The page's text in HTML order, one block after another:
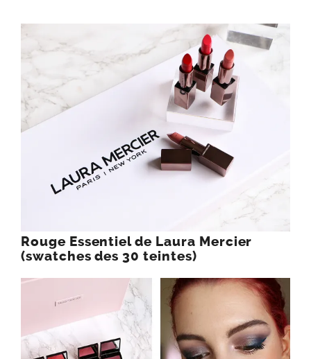
Rouge Essentiel de Laura Mercier
(swatches des 30 teintes)